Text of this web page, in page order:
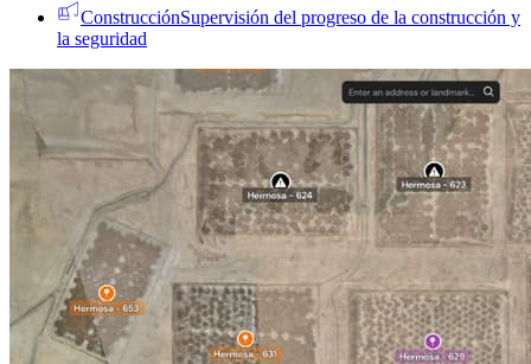
ConstrucciónSupervisión del progreso de la construcción y
la seguridad